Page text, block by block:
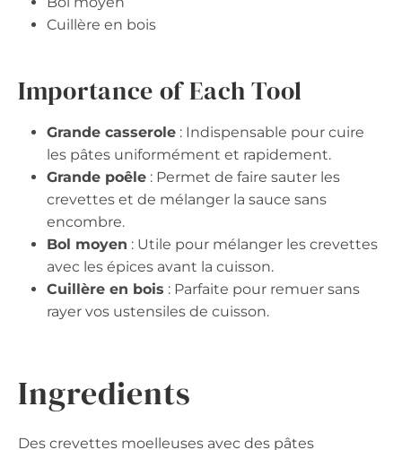
Cuillère en bois
Importance of Each Tool
Grande casserole : Indispensable pour cuire
les pâtes uniformément et rapidement.
Grande poêle : Permet de faire sauter les
crevettes et de mélanger la sauce sans
encombre.
Bol moyen : Utile pour mélanger les crevettes
avec les épices avant la cuisson.
Cuillère en bois : Parfaite pour remuer sans
rayer vos ustensiles de cuisson.
Ingredients
Des crevettes moelleuses avec des pâtes